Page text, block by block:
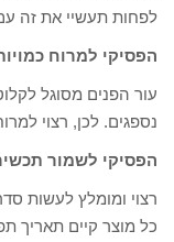
לפחות תעשיי את זה עם
הפסיקי למרוח
עור הפנים מסוגל
נספגים. לכן, רצוי
הפסיקי לשמור
רצוי ומומלץ לעשות
כל מוצר קיים תאריך